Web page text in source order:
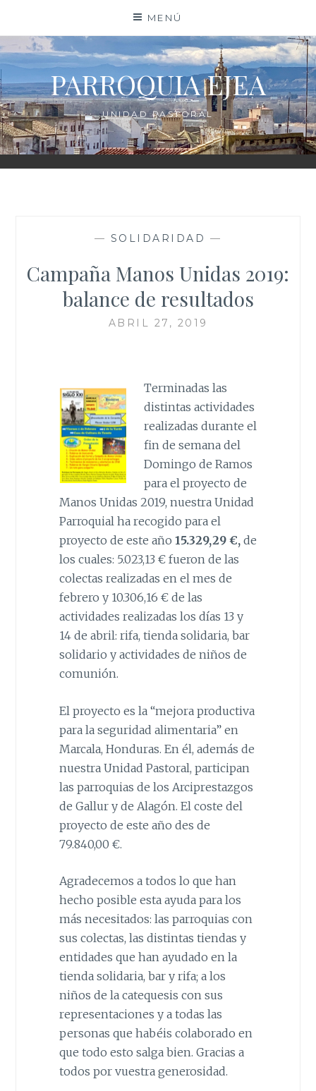
contenido
MENÚ
PARROQUIA EJEA
UNIDAD PASTORAL
— SOLIDARIDAD —
Campaña Manos Unidas 2019:
balance de resultados
ABRIL 27, 2019
Terminadas las
distintas actividades
realizadas durante el
fin de semana del
Domingo de Ramos
para el proyecto de
Manos Unidas 2019, nuestra Unidad
Parroquial ha recogido para el
proyecto de este año 15.329,29 €,de
los cuales: 5.023,13 € fueron de las
colectas realizadas en el mes de
febrero y 10.306,16 € de las
actividades realizadas los días 13 y
14 de abril: rifa, tienda solidaria, bar
solidario y actividades de niños de
comunión.
El proyecto es la “mejora productiva
para la seguridad alimentaria” en
Marcala, Honduras. En él, además de
nuestra Unidad Pastoral, participan
las parroquias de los Arciprestazgos
de Gallur y de Alagón. El coste del
proyecto de este año des de
79.840,00 €.
Agradecemos a todos lo que han
hecho posible esta ayuda para los
más necesitados: las parroquias con
sus colectas, las distintas tiendas y
entidades que han ayudado en la
tienda solidaria, bar y rifa; a los
niños de la catequesis con sus
representaciones y a todas las
personas que habéis colaborado en
que todo esto salga bien. Gracias a
todos por vuestra generosidad.